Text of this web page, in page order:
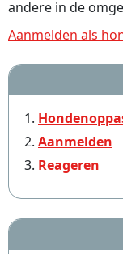
andere in de
Aanmelden als
Aanmelden
Reageren